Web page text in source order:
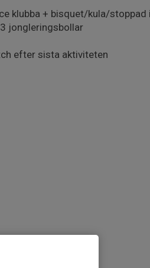
klubba + bisquet/kula/stoppad
jongleringsbollar
efter sista aktiviteten